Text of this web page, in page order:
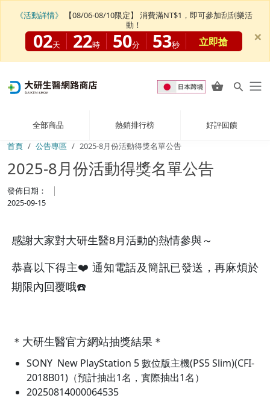
全部商品 熱銷排行榜
好評回饋
首頁
公告專區 2025-8月份活動得獎名單公告
2025-8月份活動得獎名單公告
發佈日期：
2025-09-15
感謝大家對大研生醫8月活動的熱情參與～
恭喜以下得主❤️ 通知電話及簡訊已發送，再麻煩於
期限內回覆哦☎️
＊大研生醫官方網站抽獎結果＊
SONY New PlayStation 5 數位版主機(PS5 Slim)(CFI-
2018B01)（預計抽出1名，實際抽出1名）
20250814000064535
《活動詳情》
【08/06-08/10限定】 消費滿NT$1，即可參加刮刮樂活
動！
02天 22時 50分 52秒 立即搶 ×